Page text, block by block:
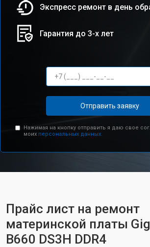
Экспресс ремонт в день
Гарантия до 3-х лет
Отправить заявку
Нажимая на кнопку отправить я даю свое
моих персональных данных.
Прайс лист на ремонт
материнской платы
B660 DS3H DDR4